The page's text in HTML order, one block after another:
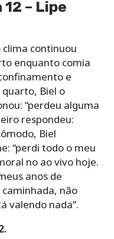
– Lipe
continuou
enquanto comia
e
Biel o
“perdeu alguma
respondeu:
Biel
“perdi todo o meu
no ao vivo hoje.
anos de
não
valendo nada”.